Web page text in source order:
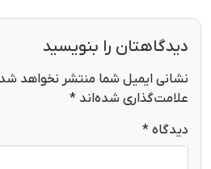
دیدگاهتان را بنویسید
نشانی ایمیل شما منتشر نخواهد
علامت‌گذاری شده‌اند *
دیدگاه *